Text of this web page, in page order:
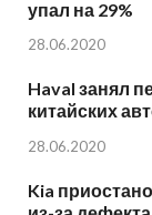
упал на 29%
28.06.2020
Haval занял
китайских
28.06.2020
Kia